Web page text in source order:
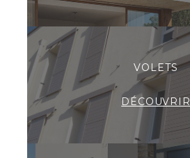
VOLETS
DÉCOUVRIR